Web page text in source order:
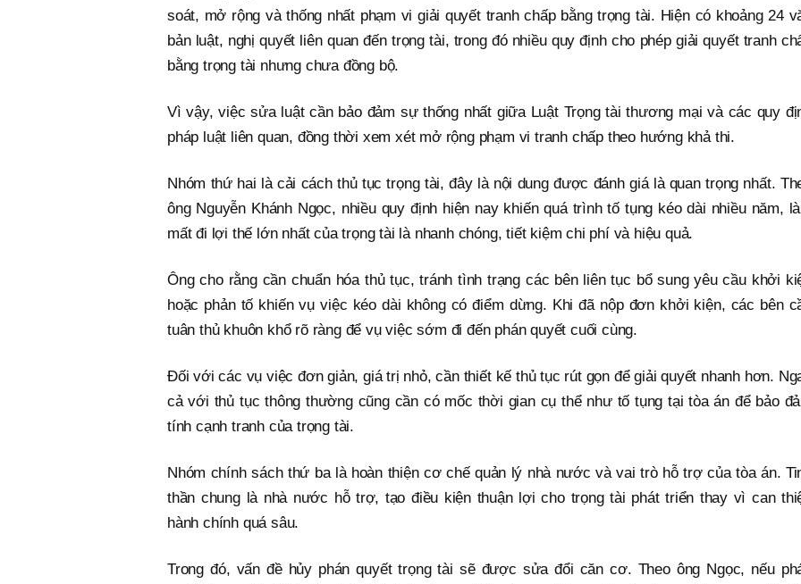
soát, mở rộng và thống nhất phạm vi giải quyết tranh chấp bằng trọng tài. Hiện có khoảng 24
bản luật, nghị quyết liên quan đến trọng tài, trong đó nhiều quy định cho phép giải quyết tranh
bằng trọng tài nhưng chưa đồng bộ.
Vì vậy, việc sửa luật cần bảo đảm sự thống nhất giữa Luật Trọng tài thương mại và các quy
pháp luật liên quan, đồng thời xem xét mở rộng phạm vi tranh chấp theo hướng khả thi.
Nhóm thứ hai là cải cách thủ tục trọng tài, đây là nội dung được đánh giá là quan trọng nhất.
ông Nguyễn Khánh Ngọc, nhiều quy định hiện nay khiến quá trình tố tụng kéo dài nhiều năm,
mất đi lợi thế lớn nhất của trọng tài là nhanh chóng, tiết kiệm chi phí và hiệu quả.
Ông cho rằng cần chuẩn hóa thủ tục, tránh tình trạng các bên liên tục bổ sung yêu cầu khởi
hoặc phản tố khiến vụ việc kéo dài không có điểm dừng. Khi đã nộp đơn khởi kiện, các bên
tuân thủ khuôn khổ rõ ràng để vụ việc sớm đi đến phán quyết cuối cùng.
Đối với các vụ việc đơn giản, giá trị nhỏ, cần thiết kế thủ tục rút gọn để giải quyết nhanh hơn.
cả với thủ tục thông thường cũng cần có mốc thời gian cụ thể như tố tụng tại tòa án để bảo
tính cạnh tranh của trọng tài.
Nhóm chính sách thứ ba là hoàn thiện cơ chế quản lý nhà nước và vai trò hỗ trợ của tòa án.
thần chung là nhà nước hỗ trợ, tạo điều kiện thuận lợi cho trọng tài phát triển thay vì can
hành chính quá sâu.
Trong đó, vấn đề hủy phán quyết trọng tài sẽ được sửa đổi căn cơ. Theo ông Ngọc, nếu